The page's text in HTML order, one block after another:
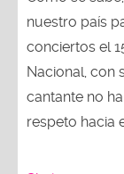
nuestro país
conciertos el
Nacional, con
cantante no
respeto hacia